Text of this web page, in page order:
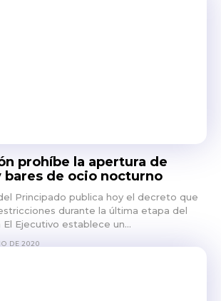
prohíbe la apertura de
bares de ocio nocturno
Principado publica hoy el decreto que
durante la última etapa del
Ejecutivo establece un...
DE 2020